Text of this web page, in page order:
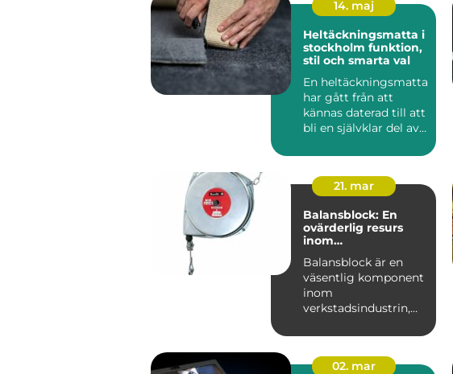
14. maj
Heltäckningsmatta i
stockholm funktion,
stil och smarta val
En heltäckningsmatta
har gått från att
kännas daterad till att
bli en självklar del av
21. mar
Balansblock: En
ovärderlig resurs
inom
Balansblock är en
väsentlig komponent
inom
verkstadsindustrin,
02. mar